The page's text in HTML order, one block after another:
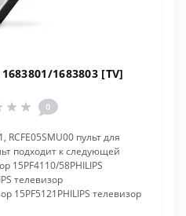
1683803 [TV]
0
RCFE05SMU00 пульт для
подходит к следующей
15PF4110/58PHILIPS
телевизор
15PF5121PHILIPS телевизор